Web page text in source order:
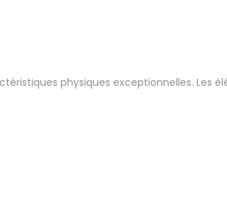
physiques exceptionnelles. Les